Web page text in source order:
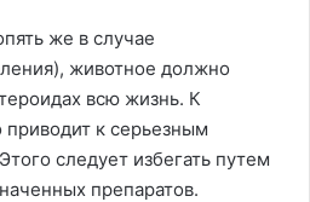
же в случае
животное должно
всю жизнь. К
к серьезным
следует избегать путем
препаратов.